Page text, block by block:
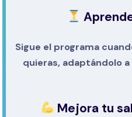
Sigue el programa
quieras, adaptándolo
Mejora tu